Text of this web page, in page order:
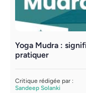
Yoga Mudra :
pratiquer
Critique rédigée par :
Sandeep Solanki